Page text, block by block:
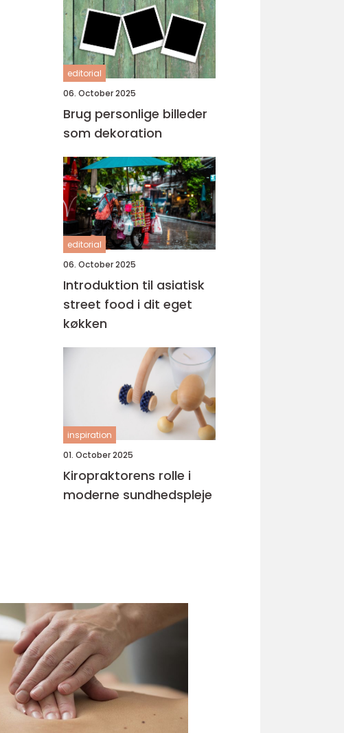
editorial
06. October 2025
Brug personlige billeder
som dekoration
editorial
06. October 2025
Introduktion til asiatisk
street food i dit eget
køkken
inspiration
01. October 2025
Kiropraktorens rolle i
moderne sundhedspleje